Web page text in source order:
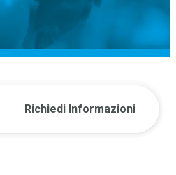
Richiedi Informazioni